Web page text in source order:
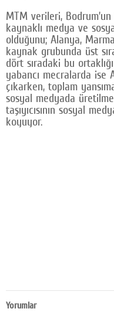
MTM verileri,
kaynaklı medya ve
olduğunu; Alanya,
kaynak grubunda üst
dört sıradaki bu
yabancı mecralarda ise
çıkarken, toplam
sosyal medyada
taşıyıcısının sosyal
koyuyor.
Yorumlar